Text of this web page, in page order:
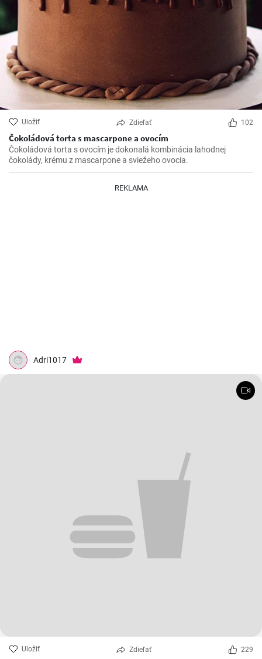
Uložiť Zdieľať 102
Čokoládová torta s mascarpone a ovocím
Čokoládová torta s ovocím je dokonalá kombinácia lahodnej
čokolády, krému z mascarpone a sviežeho ovocia.
REKLAMA
Adri1017
Uložiť Zdieľať 229